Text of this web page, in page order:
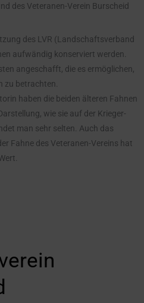
des Veteranen-Verein Burscheid
des LVR (Landschaftsverband
aufwändig konserviert werden.
angeschafft, die es ermöglichen,
zu betrachten.
haben die beiden älteren Fahnen
wie sie auf der Krieger-
man sehr selten. Auch das
Fahne des Veteranen-Vereins hat